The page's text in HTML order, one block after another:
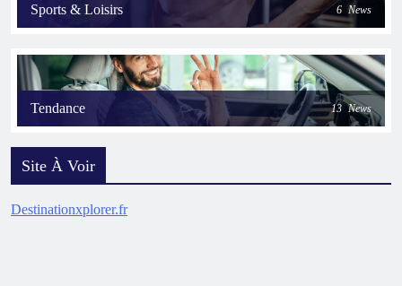
Sports & Loisirs 6 News
Tendance 13 News
Site À Voir
Destinationxplorer.fr